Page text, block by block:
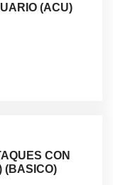
(ACU)
CON
(BASICO)